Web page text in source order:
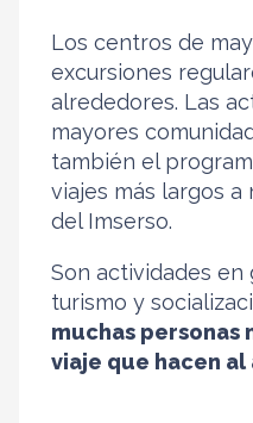
Los centros de
excursiones
alrededores. Las
mayores
también el
viajes más largos a
del Imserso.
Son actividades
turismo y
muchas personas
viaje que hacen al